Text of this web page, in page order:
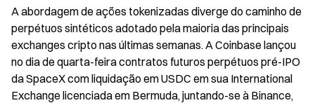
A abordagem de ações tokenizadas diverge do caminho de
perpétuos sintéticos adotado pela maioria das principais
exchanges cripto nas últimas semanas. A Coinbase lançou
no dia de quarta-feira contratos futuros perpétuos pré-IPO
da SpaceX com liquidação em USDC em sua International
Exchange licenciada em Bermuda, juntando-se à Binance,